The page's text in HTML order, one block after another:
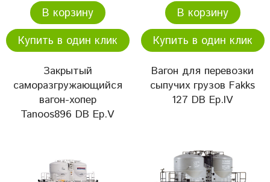
В корзину
Купить в один клик
Закрытый
саморазгружающийся
вагон-хопер
Tanoos896 DB Ep.V
В корзину
Купить в один клик
Вагон для перевозки
сыпучих грузов Fakks
127 DB Ep.IV